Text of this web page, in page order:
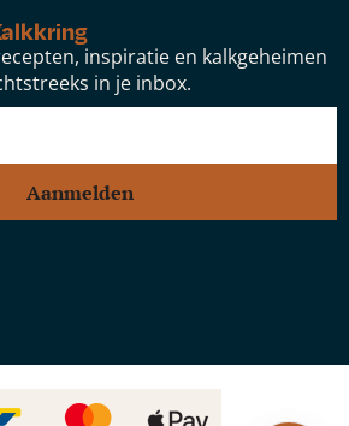
inspiratie en kalkgeheimen
in je inbox.
Aanmelden